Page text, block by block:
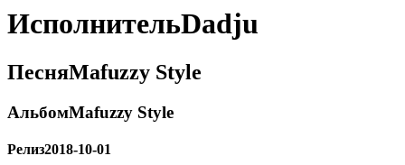
ИсполнительDadju
ПесняMafuzzy Style
АльбомMafuzzy Style
Релиз2018-10-01